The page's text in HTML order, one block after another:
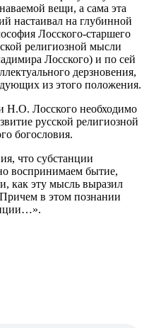
вещи, а сама эта
настаивал на глубинной
Лосского-старшего
религиозной мысли
Лосского) и по сей
дерзновения,
из этого положения.
Н.О. Лосского необходимо
русской религиозной
богословия.
что субстанции
воспринимаем бытие,
как эту мысль выразил
в этом познании